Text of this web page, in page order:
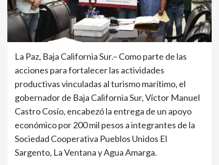
La Paz, Baja California Sur.– Como parte de las
acciones para fortalecer las actividades
productivas vinculadas al turismo marítimo, el
gobernador de Baja California Sur, Víctor Manuel
Castro Cosío, encabezó la entrega de un apoyo
económico por 200 mil pesos a integrantes de la
Sociedad Cooperativa Pueblos Unidos El
Sargento, La Ventana y Agua Amarga.